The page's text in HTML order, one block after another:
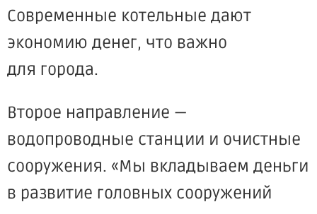
Современные котельные дают
экономию денег, что важно
для города.
Второе направление —
водопроводные станции и очистные
сооружения. «Мы вкладываем деньги
в развитие головных сооружений